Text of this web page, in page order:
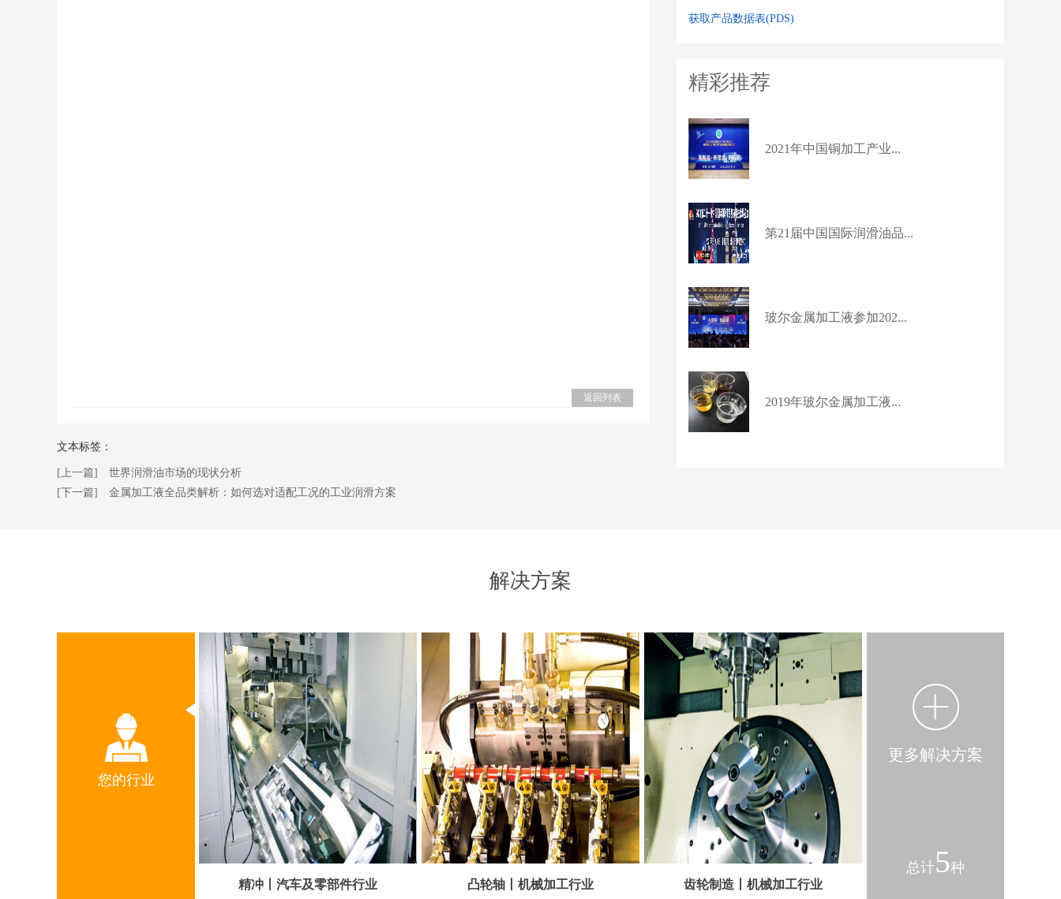
返回列表
文本标签：
[上一篇] 世界润滑油市场的现状分析
[下一篇] 金属加工液全品类解析：如何选对适配工况的工业润滑方案
获取产品数据表(PDS)
精彩推荐
2021年中国铜加工产业...
第21届中国国际润滑油品...
玻尔金属加工液参加202...
2019年玻尔金属加工液...
解决方案
您的行业
精冲丨汽车及零部件行业 凸轮轴丨机械加工行业 齿轮制造丨机械加工行业
更多解决方案
总计5种